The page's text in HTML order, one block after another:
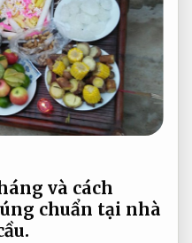
và cách
chuẩn tại nhà